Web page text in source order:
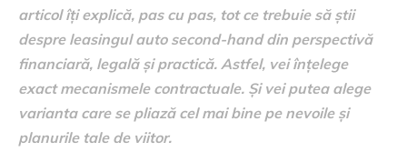
articol îți explică, pas cu pas, tot ce trebuie să știi
despre leasingul auto second-hand din perspectivă
financiară, legală și practică. Astfel, vei înțelege
exact mecanismele contractuale. Și vei putea alege
varianta care se pliază cel mai bine pe nevoile și
planurile tale de viitor.